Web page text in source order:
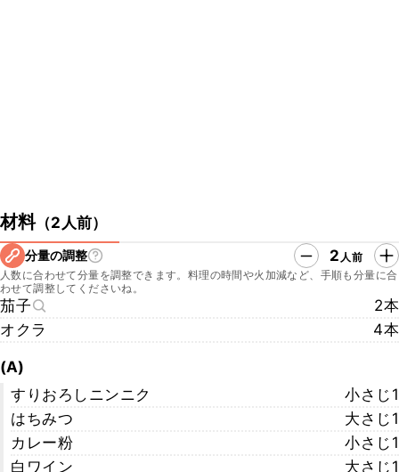
材料（2人前）
分量の調整 2 人前
人数に合わせて分量を調整できます。料理の時間や火加減など、手順も分量に合
わせて調整してくださいね。
茄子
2本
オクラ
4本
(A)
すりおろしニンニク
小さじ1
はちみつ
大さじ1
カレー粉
小さじ1
白ワイン
大さじ1